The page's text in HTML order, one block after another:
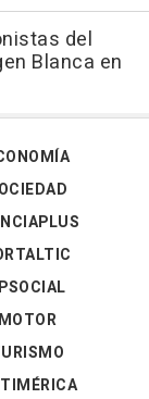
del
Blanca en
MOTOR